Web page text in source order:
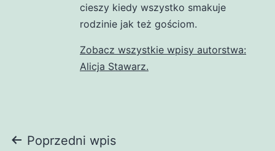
cieszy kiedy wszystko smakuje
rodzinie jak też gościom.
Zobacz wszystkie wpisy autorstwa:
Alicja Stawarz.
Nawigacja
Poprzedni wpis